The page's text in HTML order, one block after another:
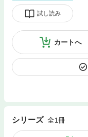
試し読み
カートへ
シリーズ 全1冊